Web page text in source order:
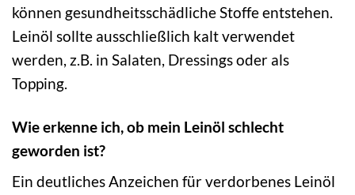
können gesundheitsschädliche Stoffe entstehen.
Leinöl sollte ausschließlich kalt verwendet
werden, z.B. in Salaten, Dressings oder als
Topping.
Wie erkenne ich, ob mein Leinöl schlecht
geworden ist?
Ein deutliches Anzeichen für verdorbenes Leinöl